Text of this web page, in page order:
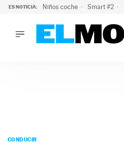
ES NOTICIA: Niños coche Smart #2
PODCAST
CONDUCIR